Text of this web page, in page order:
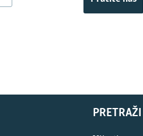
PRETRAŽI